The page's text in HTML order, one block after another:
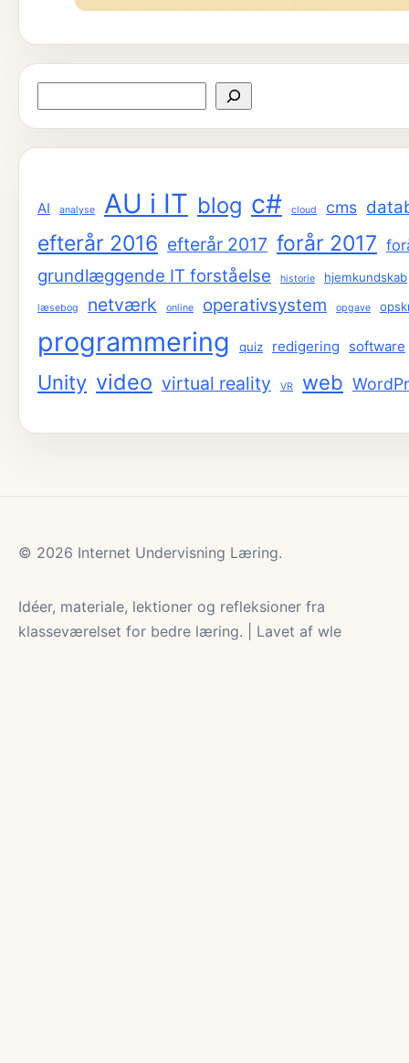
AI analyse AU i IT blog c# cloud cms
efterår 2016 efterår 2017 forår 2017
grundlæggende IT forståelse historie hjemkundskab
læsebog netværk online operativsystem opgave
programmering quiz redigering software
Unity video virtual reality VR web
© 2026 Internet Undervisning Læring.
Idéer, materiale, lektioner og refleksioner fra
klasseværelset for bedre læring. | Lavet af wle